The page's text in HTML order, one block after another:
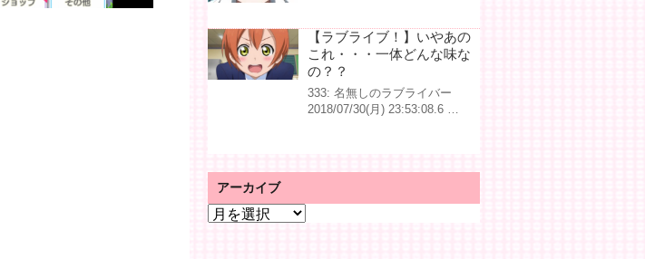
【ラブライブ！】いやあの
これ・・・一体どんな味な
の？？
333: 名無しのラブライバー
2018/07/30(月) 23:53:08.6 …
アーカイブ
ア